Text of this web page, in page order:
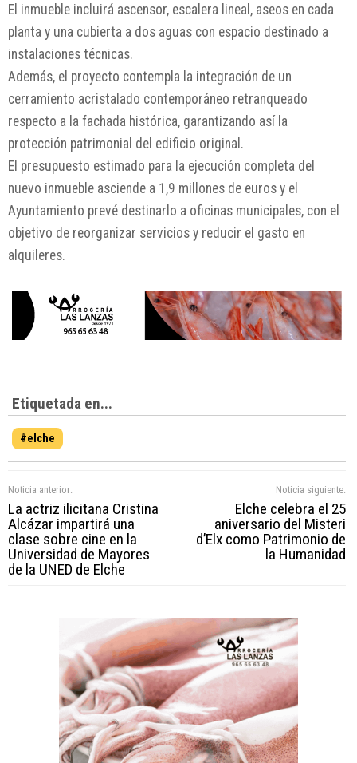
El inmueble incluirá ascensor, escalera lineal, aseos en cada
planta y una cubierta a dos aguas con espacio destinado a
instalaciones técnicas.
Además, el proyecto contempla la integración de un
cerramiento acristalado contemporáneo retranqueado
respecto a la fachada histórica, garantizando así la
protección patrimonial del edificio original.
El presupuesto estimado para la ejecución completa del
nuevo inmueble asciende a 1,9 millones de euros y el
Ayuntamiento prevé destinarlo a oficinas municipales, con el
objetivo de reorganizar servicios y reducir el gasto en
alquileres.
Etiquetada en...
#elche
Noticia anterior:
La actriz ilicitana Cristina
Alcázar impartirá una
clase sobre cine en la
Universidad de Mayores
de la UNED de Elche
Noticia siguiente:
Elche celebra el 25
aniversario del Misteri
d’Elx como Patrimonio de
la Humanidad